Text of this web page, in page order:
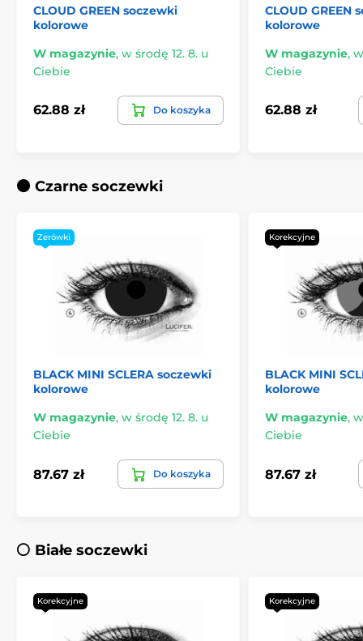
CLOUD GREEN soczewki
kolorowe
W magazynie, w środę 12. 8. u
Ciebie
62.88 zł Do koszyka
CLOUD GREEN
kolorowe
W magazynie,
Ciebie
62.88 zł
⚫️ Czarne soczewki
Zerówki
BLACK MINI SCLERA soczewki
kolorowe
W magazynie, w środę 12. 8. u
Ciebie
87.67 zł Do koszyka
Korekcyjne
BLACK MINI
kolorowe
W magazynie,
Ciebie
87.67 zł
⚪️ Białe soczewki
Korekcyjne Korekcyjne